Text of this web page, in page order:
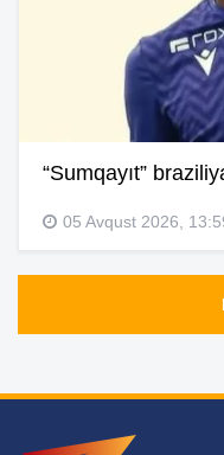
“Sumqayıt”
05 Avqust 2026,